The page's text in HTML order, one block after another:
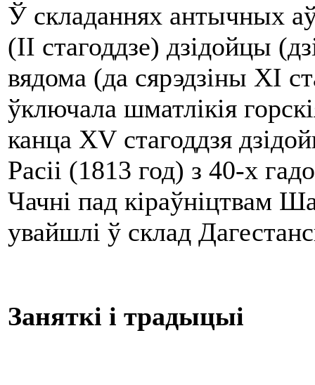
Ў складаннях антычных
(II стагоддзе) дзідойцы
вядома (да сярэдзіны XI
ўключала шматлікія
канца XV стагоддзя
Расіі (1813 год) з 40-х
Чачні пад кіраўніцтвам
увайшлі ў склад
Заняткі і традыцыі